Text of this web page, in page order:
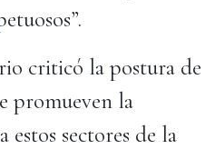
criticó la postura de
promueven la
sectores de la